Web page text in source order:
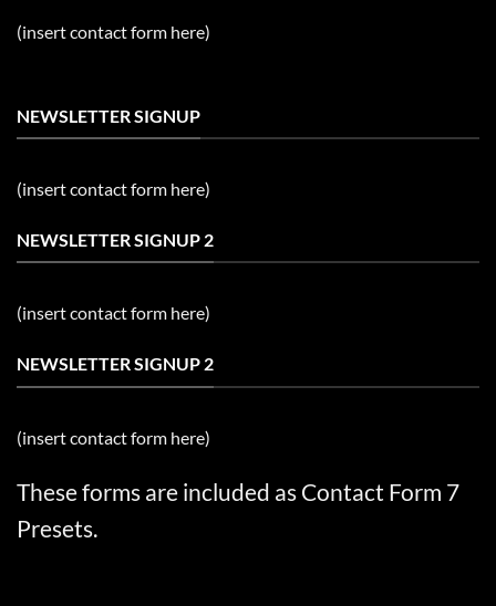
(insert contact form here)
NEWSLETTER SIGNUP
(insert contact form here)
NEWSLETTER SIGNUP 2
(insert contact form here)
NEWSLETTER SIGNUP 2
(insert contact form here)
These forms are included as Contact Form 7
Presets.